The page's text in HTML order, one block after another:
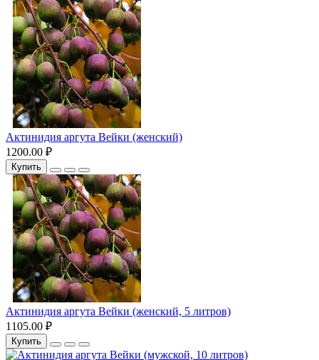
Актинидия аргута Вейки (женский)
1200.00 ₽
Купить
Актинидия аргута Вейки (женский, 5 литров)
1105.00 ₽
Купить